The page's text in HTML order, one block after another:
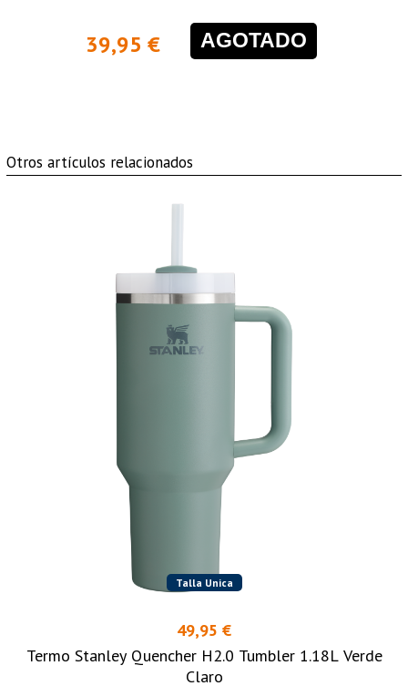
39,95 € AGOTADO
Otros artículos relacionados
Talla Unica
49,95 €
Termo Stanley Quencher H2.0 Tumbler 1.18L Verde
Claro